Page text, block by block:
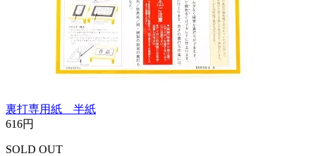
裏打専用紙 半紙
616円
SOLD OUT